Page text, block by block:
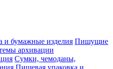
и бумажные изделия Пишущие
архивации
Сумки, чемоданы,